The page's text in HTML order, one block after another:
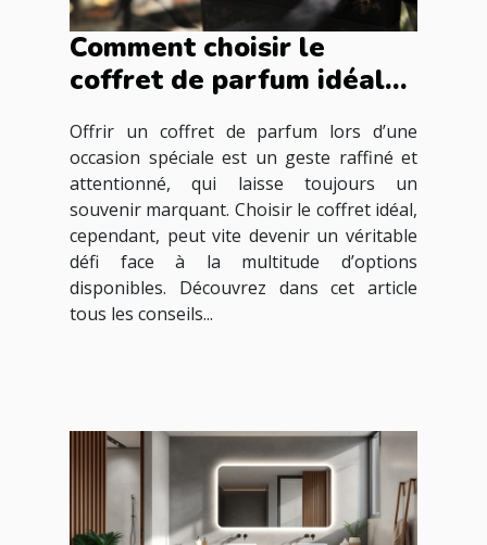
Comment choisir le
coffret de parfum idéal
spéciales ?
Offrir un coffret de parfum lors d’une
occasion spéciale est un geste raffiné et
attentionné, qui laisse toujours un
souvenir marquant. Choisir le coffret idéal,
cependant, peut vite devenir un véritable
défi face à la multitude d’options
disponibles. Découvrez dans cet article
tous les conseils...